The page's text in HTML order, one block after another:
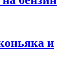
и